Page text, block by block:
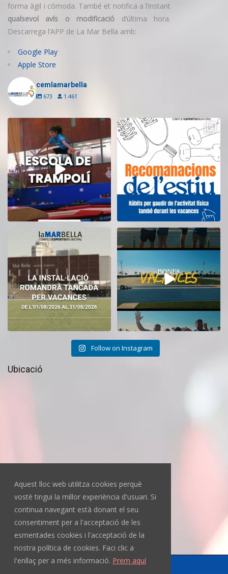
Aquest lloc web utilitza cookies perquè
vostè tingui la millor experiència d'usuari. Si
continua navegant està donant el seu
consentiment per a l'acceptació de les
esmentades cookies i l'acceptació de la
nostra política de cookies. Faci clic a
l'enllaç per a més informació. Prem aquí
forma àgil i còmoda. També et notifica a l’instant
qualsevol avís o modificació d’última hora.
Descarrega l’APP de La Mar Bella amb:
Google Play
Apple Store
cemlamarbella
673 1.461
Inscriu-te a l’Escola de Trampolí
del CEM
8 0
Aquest estiu, continua movent-te
i cuidant-te! ...
5 0
El CEM La Mar Bella romandrà
tancat durant el...
11
Tanquem una nova temporada al
CEM La Mar Bella. ...
Follow on Instagram
Ubicació